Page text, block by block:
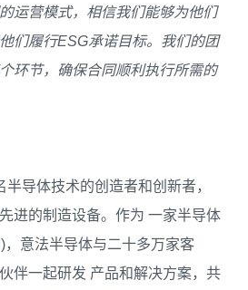
运营模式，相信我们能够为他们
们履行ESG承诺目标。我们的团
环节，确保合同顺利执行所需的
导体技术的创造者和创新者，
进的制造设备。作为 一家半导体
，意法半导体与二十多万家客
伴一起研发 产品和解决方案，共